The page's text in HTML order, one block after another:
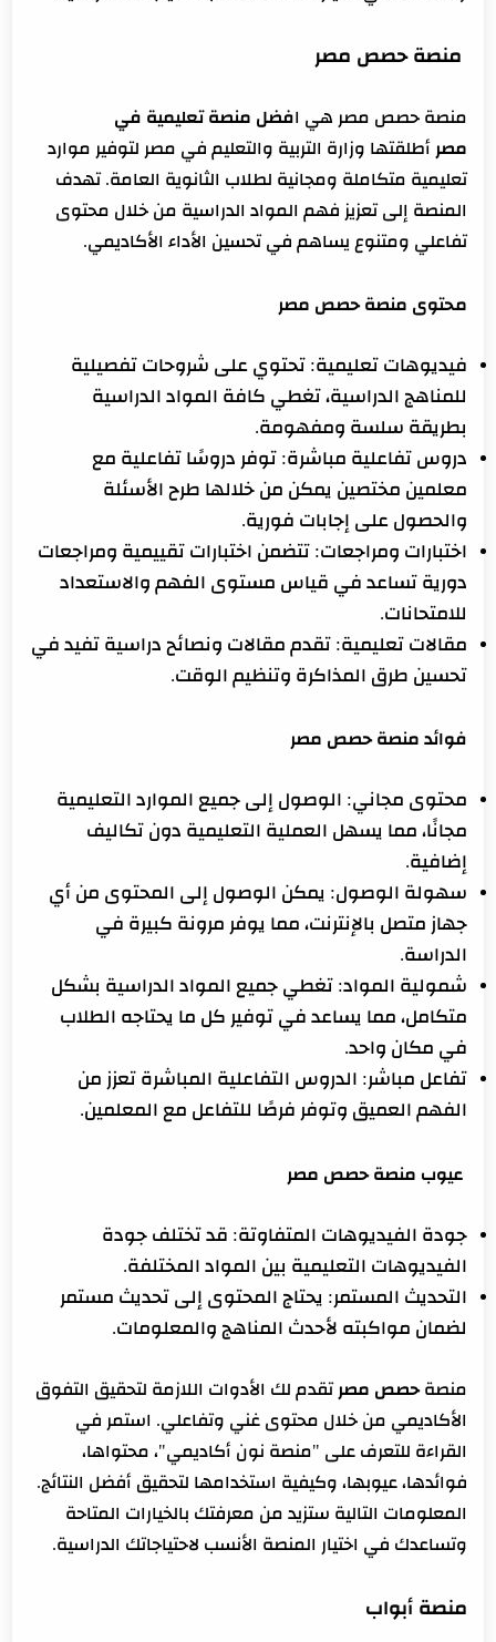
منصة حصص مصر
منصة حصص مصر هي افضل منصة تعليمية في
مصر أطلقتها وزارة التربية والتعليم في مصر لتوفير موارد
تعليمية متكاملة ومجانية لطلاب الثانوية العامة. تهدف
المنصة إلى تعزيز فهم المواد الدراسية من خلال محتوى
تفاعلي ومتنوع يساهم في تحسين الأداء الأكاديمي.
محتوى منصة حصص مصر
فيديوهات تعليمية: تحتوي على شروحات تفصيلية
للمناهج الدراسية، تغطي كافة المواد الدراسية
بطريقة سلسة ومفهومة.
دروس تفاعلية مباشرة: توفر دروسًا تفاعلية مع
معلمين مختصين يمكن من خلالها طرح الأسئلة
والحصول على إجابات فورية.
اختبارات ومراجعات: تتضمن اختبارات تقييمية ومراجعات
دورية تساعد في قياس مستوى الفهم والاستعداد
للامتحانات.
مقالات تعليمية: تقدم مقالات ونصائح دراسية تفيد في
تحسين طرق المذاكرة وتنظيم الوقت.
فوائد منصة حصص مصر
محتوى مجاني: الوصول إلى جميع الموارد التعليمية
مجانًا، مما يسهل العملية التعليمية دون تكاليف
إضافية.
سهولة الوصول: يمكن الوصول إلى المحتوى من أي
جهاز متصل بالإنترنت، مما يوفر مرونة كبيرة في
الدراسة.
شمولية المواد: تغطي جميع المواد الدراسية بشكل
متكامل، مما يساعد في توفير كل ما يحتاجه الطلاب
في مكان واحد.
تفاعل مباشر: الدروس التفاعلية المباشرة تعزز من
الفهم العميق وتوفر فرصًا للتفاعل مع المعلمين.
عيوب منصة حصص مصر
جودة الفيديوهات المتفاوتة: قد تختلف جودة
الفيديوهات التعليمية بين المواد المختلفة.
التحديث المستمر: يحتاج المحتوى إلى تحديث مستمر
لضمان مواكبته لأحدث المناهج والمعلومات.
منصةحصص مصر تقدم لك الأدوات اللازمة لتحقيق التفوق
الأكاديمي من خلال محتوى غني وتفاعلي. استمر في
القراءة للتعرف على "منصة نون أكاديمي"، محتواها،
فوائدها، عيوبها، وكيفية استخدامها لتحقيق أفضل النتائج.
المعلومات التالية ستزيد من معرفتك بالخيارات المتاحة
وتساعدك في اختيار المنصة الأنسب لاحتياجاتك الدراسية.
منصة أبواب